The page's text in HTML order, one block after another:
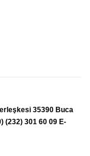
35390 Buca
(232) 301 60 09 E-